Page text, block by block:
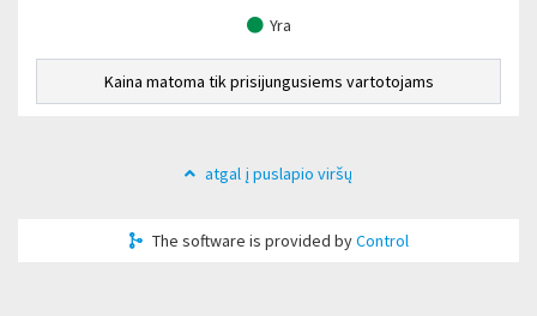
Yra
Kaina matoma tik prisijungusiems vartotojams
atgal į puslapio viršų
The software is provided byControl